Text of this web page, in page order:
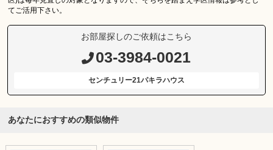
てご活用下さい。
お部屋探しのご依頼はこちら
03-3984-0021
センチュリー21パキラハウス
あなたにおすすめの類似物件